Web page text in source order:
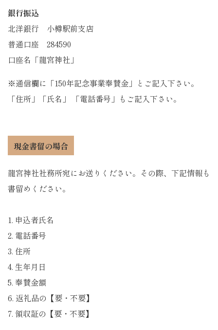
銀行振込
北洋銀行 小樽駅前支店
普通口座 284590
口座名「龍宮神社」
※通信欄に「150年記念事業奉賛金」とご記入下さい。
「住所」「氏名」 「電話番号」もご記入下さい。
現金書留の場合
龍宮神社社務所宛にお送りください。その際、下記情報も
書留めください。
1. 申込者氏名
2. 電話番号
3. 住所
4. 生年月日
5. 奉賛金額
6. 返礼品の【要・不要】
7. 領収証の【要・不要】